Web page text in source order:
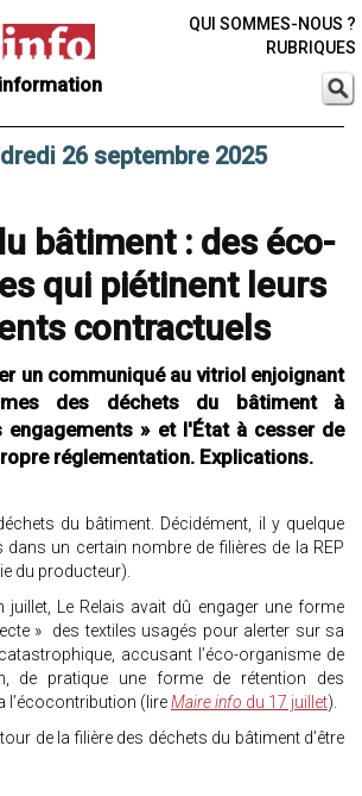
QUI SOMMES-NOUS ?
RUBRIQUES
26 septembre 2025
bâtiment : des éco-
qui piétinent leurs
contractuels
un communiqué au vitriol enjoignant
des déchets du bâtiment à
engagements » et l'État à cesser de
réglementation. Explications.
du bâtiment. Décidément, il y quelque
un certain nombre de filières de la REP
du producteur).
juillet, Le Relais avait dû engager une forme
» des textiles usagés pour alerter sur sa
accusant l’éco-organisme de
de pratique une forme de rétention des
l’écocontribution (lireMaire info du 17 juillet).
de la filière des déchets du bâtiment d’être